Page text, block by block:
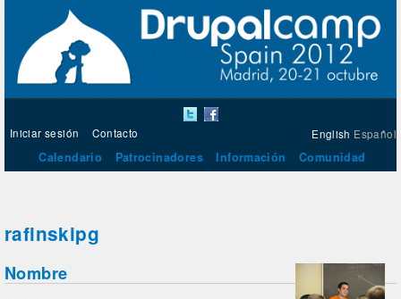
English Español
Iniciar sesión Contacto
Calendario Patrocinadores Información Comunidad
rafinskipg
Nombre